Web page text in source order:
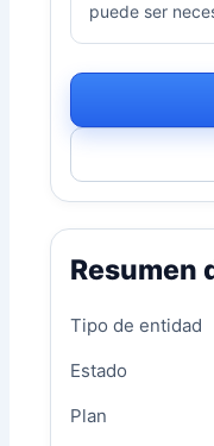
puede ser
Resumen
Tipo de entidad
Estado
Plan